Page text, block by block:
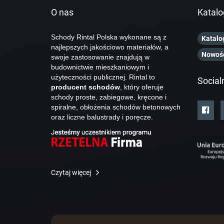
O nas
Schody Rintal Polska wykonane są z
najlepszych jakościowo materiałów, a
swoje zastosowanie znajdują w
budownictwie mieszkaniowym i
użyteczności publicznej. Rintal to
producent schodów , który oferuje
schody proste, zabiegowe, kręcone i
spiralne, obłożenia schodów betonowych
oraz liczne balustrady i poręcze.
Czytaj więcej